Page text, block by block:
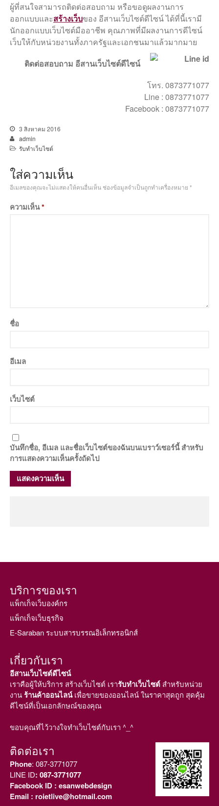
ผู้ที่สนใจสามารถติดต่อสอบถาม หรือขอดูผลงานการ
ออกแบบและสร้างเว็บของ อีสานเว็บไซต์ดีไซน์ ได้ที่นี้เรามี
นักออกแบบเว็บไซต์มืออาชีพ คุณภาพที่มีผลงานการดีไซน์
เว็บให้กับหน่วยงานทั้งภาครัฐและเอกชนมาแล้วมากมาย
ติดต่อสอบถาม อีสานเว็บไซต์ดีไซน์
โทร. 0873771077
Line : 0873771077
Facebook : 0873771077
3 สิงหาคม 2016
admin
รับทำเว็บไซต์
ใส่ความเห็น
อีเมลของคุณจะไม่แสดงให้คนอื่นเห็น ช่องข้อมูลจำเป็นถูกทำเครื่องหมาย *
ความเห็น*
ชื่อ
อีเมล
เว็บไซต์
บันทึกชื่อ, อีเมล และชื่อเว็บไซต์ของฉันบนเบราว์เซอร์นี้ สำหรับ
การแสดงความเห็นครั้งถัดไป
บริการของเรา
แพ็กเก็จเว็บองค์กร
แพ็กเก็จเว็บธุรกิจ
E-Saraban ระบบสารบรรณอิเล็กทรอนิกส์
เกี่ยวกับเรา
อีสานเว็บไซต์ดีไซน์
เราคือผู้ให้บริการ สร้างเว็บไซต์ เรารับทำเว็บไซต์ สำหรับหน่วย
งานร้านค้าออนไลน์เพื่อขายของออนไลน์ ในราคาสุดถูก สุดคุ้ม
ดีไซน์ที่เป็นเอกลักษณ์ของคุณ
ขอบคุณที่ไว้วางใจทำเว็บไซต์กับเรา ^_^
ติดต่อเรา
Phone: 087-3771077
LINE ID: 087-3771077
Facebook ID : esanwebdesign
Email : roietlive@hotmail.com